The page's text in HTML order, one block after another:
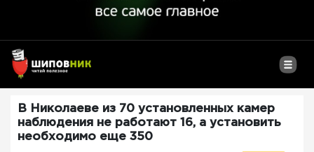
В Николаеве из 70 установленных камер
наблюдения не работают 16, а установить
необходимо еще 350